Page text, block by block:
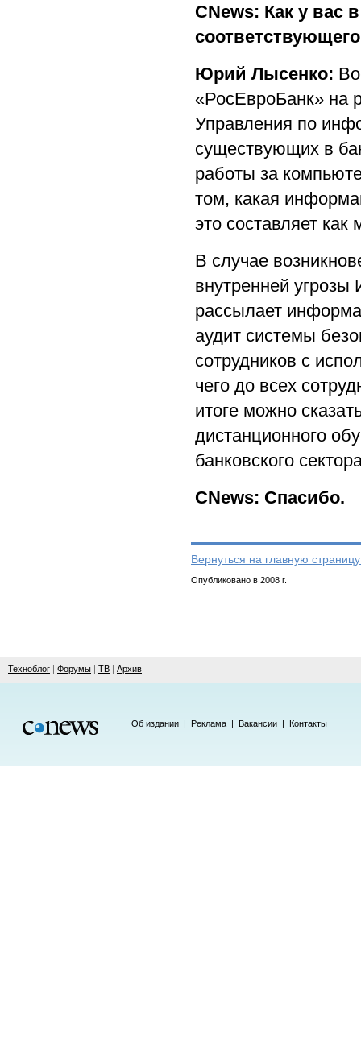
CNews: Как у вас
Юрий Лысенко:
«РосЕвроБанк» на
Управления по
существующих в
работы за
том, какая
это составляет
В случае
внутренней
рассылает
аудит системы
сотрудников с
чего до всех
итоге можно
дистанционного
банковского
CNews: Спасибо.
Вернуться на главную
Опубликовано в 2008 г.
Техноблог | Форумы | ТВ | Архив
Об издании | Реклама | Вакансии | Контакты